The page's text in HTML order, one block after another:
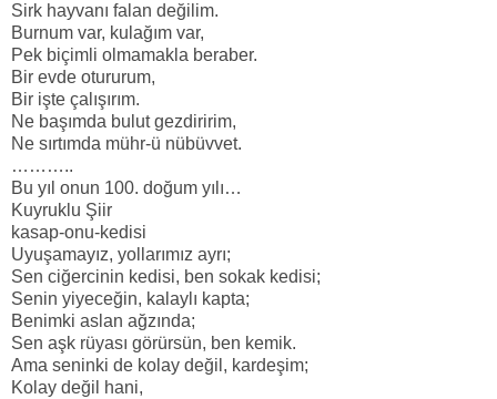
Sirk hayvanı falan değilim.
Burnum var, kulağım var,
Pek biçimli olmamakla beraber.
Bir evde otururum,
Bir işte çalışırım.
Ne başımda bulut gezdiririm,
Ne sırtımda mühr-ü nübüvvet.
………..
Bu yıl onun 100. doğum yılı…
Kuyruklu Şiir
kasap-onu-kedisi
Uyuşamayız, yollarımız ayrı;
Sen ciğercinin kedisi, ben sokak kedisi;
Senin yiyeceğin, kalaylı kapta;
Benimki aslan ağzında;
Sen aşk rüyası görürsün, ben kemik.
Ama seninki de kolay değil, kardeşim;
Kolay değil hani,